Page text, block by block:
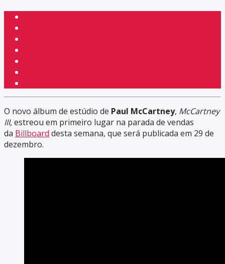
O novo álbum de estúdio de Paul McCartney, McCartney
III, estreou em primeiro lugar na parada de vendas
da Billboard desta semana, que será publicada em 29 de
dezembro.